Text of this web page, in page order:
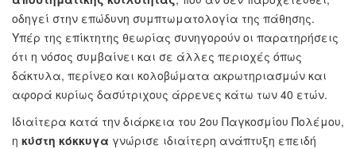
οδηγεί στην επώδυνη συμπτωματολογία της πάθησης.
Υπέρ της επίκτητης θεωρίας συνηγορούν οι παρατηρήσεις
ότι η νόσος συμβαίνει και σε άλλες περιοχές όπως
δάκτυλα, περίνεο και κολοβώματα ακρωτηριασμών και
αφορά κυρίως δασύτριχους άρρενες κάτω των 40 ετών.
Ιδιαίτερα κατά την διάρκεια του 2ου Παγκοσμίου Πολέμου,
η κύστη κόκκυγα γνώρισε ιδιαίτερη ανάπτυξη επειδή